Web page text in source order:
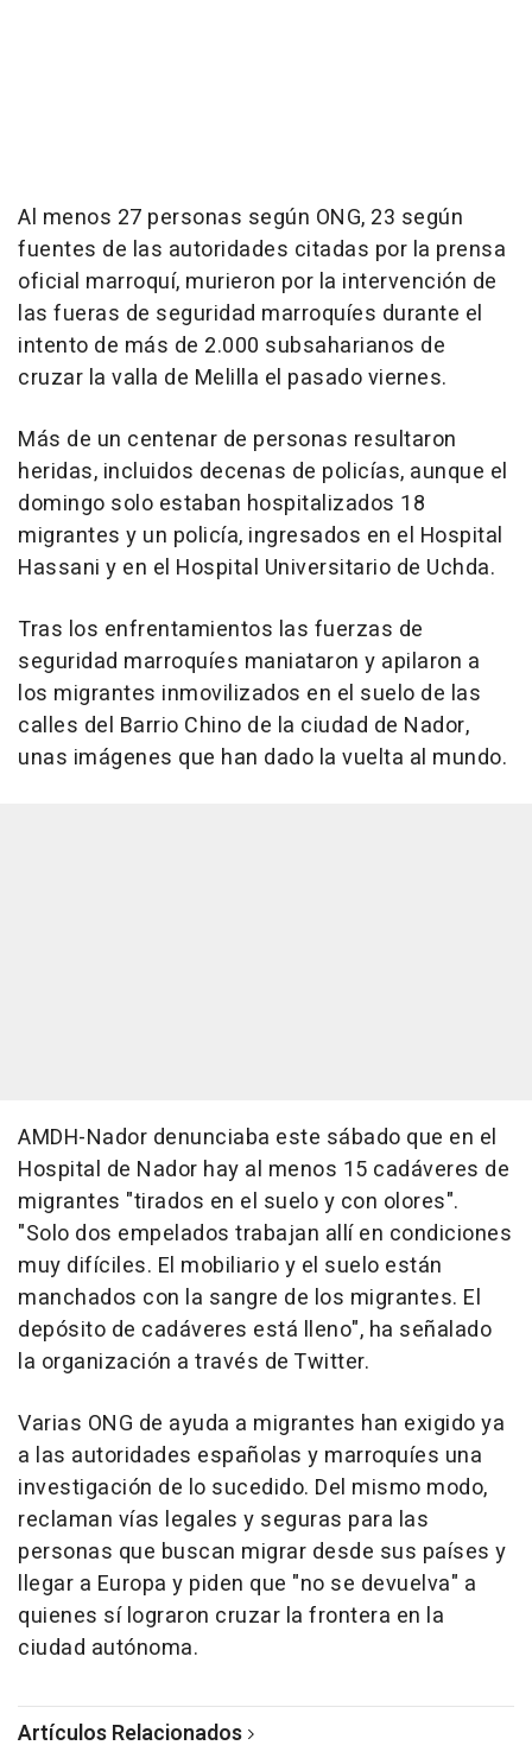
Al menos 27 personas según ONG, 23 según
fuentes de las autoridades citadas por la prensa
oficial marroquí, murieron por la intervención de
las fueras de seguridad marroquíes durante el
intento de más de 2.000 subsaharianos de
cruzar la valla de Melilla el pasado viernes.
Más de un centenar de personas resultaron
heridas, incluidos decenas de policías, aunque el
domingo solo estaban hospitalizados 18
migrantes y un policía, ingresados en el Hospital
Hassani y en el Hospital Universitario de Uchda.
Tras los enfrentamientos las fuerzas de
seguridad marroquíes maniataron y apilaron a
los migrantes inmovilizados en el suelo de las
calles del Barrio Chino de la ciudad de Nador,
unas imágenes que han dado la vuelta al mundo.
AMDH-Nador denunciaba este sábado que en el
Hospital de Nador hay al menos 15 cadáveres de
migrantes "tirados en el suelo y con olores".
"Solo dos empelados trabajan allí en condiciones
muy difíciles. El mobiliario y el suelo están
manchados con la sangre de los migrantes. El
depósito de cadáveres está lleno", ha señalado
la organización a través de Twitter.
Varias ONG de ayuda a migrantes han exigido ya
a las autoridades españolas y marroquíes una
investigación de lo sucedido. Del mismo modo,
reclaman vías legales y seguras para las
personas que buscan migrar desde sus países y
llegar a Europa y piden que "no se devuelva" a
quienes sí lograron cruzar la frontera en la
ciudad autónoma.
Artículos Relacionados